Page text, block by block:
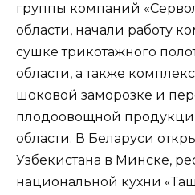
группы компаний
области, начали работу
сушке трикотажного
области, а также
шоковой заморозке и
плодоовощной
области. В Беларуси
Узбекистана в Минске,
национальной кухни